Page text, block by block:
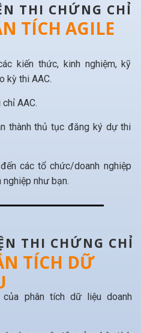
phân tích dữ liệu doanh
kiến thức, kinh nghiệm, kỹ
kỳ thi AAC.
AAC.
thành thủ tục đăng ký dự thi
các tổ chức/doanh nghiệp
như bạn.
THI CHỨNG CHỈ
TÍCH DỮ
THI CHỨNG CHỈ
TÍCH AGILE